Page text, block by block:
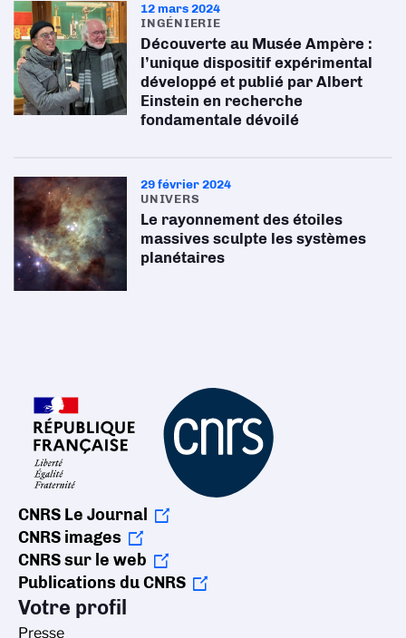
12 mars 2024
INGÉNIERIE
Découverte au Musée Ampère :
l’unique dispositif expérimental
développé et publié par Albert
Einstein en recherche
fondamentale dévoilé
29 février 2024
UNIVERS
Le rayonnement des étoiles
massives sculpte les systèmes
planétaires
CNRS Le Journal
CNRS images
CNRS sur le web
Publications du CNRS
Votre profil
Presse